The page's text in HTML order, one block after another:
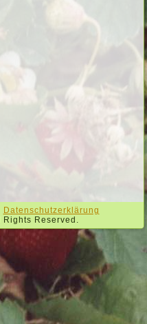
Datenschutzerklärung
Reserved.